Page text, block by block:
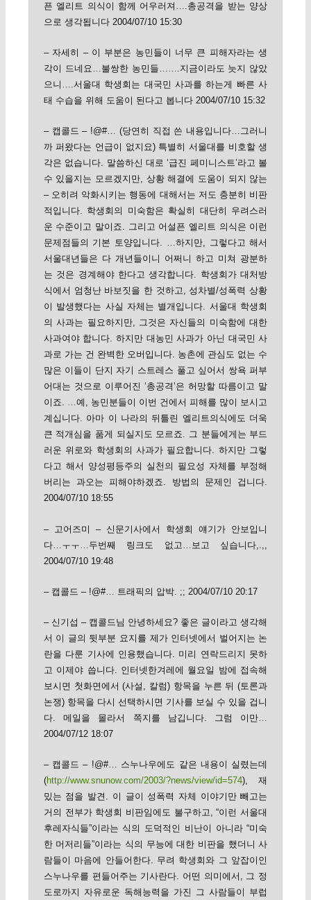
픈 엘리트 의식이 함께 어우러져….총공격을 받는 양상
으로 생각됩니다 2004/07/10 15:30
– 자세히 – 이 부분은 농민들이 너무 큰 피해자라는 생
각이 드네요…불쌍한 농민들…….지금이라도 늣지 않았
으니….서울대 학생회는 대국민 사과를 하는게 빠른 사
태 수습을 위해 도움이 된다고 봅니다 2004/07/10 15:32
– 캡콜드 – !@#… (당연히 직접 쓴 내용입니다…그러니
까 퍼왔다는 언급이 없지요) 특별히 서울대를 비호할 생
각은 없습니다. 말씀하신 대로 ‘급진 페미니스트’라고 볼
수 있을지는 모르겠지만, 상황 해결에 도움이 되지 않는
– 오히려 악화시키는 행동에 대해서는 저도 충분히 비판
적입니다. 학생회의 미숙함은 확실히 대단히 우려스러
운 수준이고 말이죠. 그리고 어설픈 엘리트 의식은 이런
문제점들의 기본 토양입니다. …하지만, 그렇다고 해서
서울대년들은 다 개년들이니 어쩌니 하고 미쳐 광분하
는 것은 경계해야 한다고 생각합니다. 학생회가 대처방
식에서 엄청난 바보짓을 한 것하고, 성차별/성폭력 상황
이 발생했다는 사실 자체는 별개입니다. 서울대 학생회
의 사과는 필요하지만, 그것은 자신들의 미숙함에 대한
사과여야 합니다. 하지만 대농민 사과가 아닌 대국민 사
과로 가는 건 완벽한 오버입니다. 농촌에 관심도 없는 수
많은 이들이 단지 자기 스트레스 풀고 싶어서 쌍욕 퍼부
어대는 것으로 이루어진 ‘총공격’은 허망할 따름이고 말
이죠. …예, 농민분들이 이번 건에서 피해를 많이 보시고
계십니다. 아마 이 나라의 뒤틀린 엘리트의식에도 더욱
큰 적개심을 품게 되실지도 모르죠. 그 분들에게는 부드
러운 위로와 학생회의 사과가 필요합니다. 하지만 그렇
다고 해서 양성평등주의 실천의 필요성 자체를 부정해
버리는 과오는 피해야하겠죠. 방법의 문제인 겁니다.
2004/07/10 18:55
– 고어즈미 – 신문기사에서 학생회 얘기가 안보입니
다…ㅜㅜ…두번째 링크도 없고…보고 싶습니다,.,,
2004/07/10 19:48
– 캡콜드 – !@#… 트래픽의 압박. ;; 2004/07/10 20:17
– 신기섭 – 캡콜드님 안녕하세요? 좋은 글이라고 생각해
서 이 글의 뒷부분 요지를 제가 인터넷에서 벌어지는 논
란을 다룬 기사에 인용했습니다. 미리 연락드리지 못하
고 이제야 씁니다. 인터넷한겨레에 월요일 밤에 접속해
보시면 첫화면에서 (사설, 칼럼) 항목을 누른 뒤 (토론과
논쟁) 항목을 다시 선택하시면 기사를 보실 수 있을 겁니
다. 메일을 몰라서 쪽지를 남깁니다. 그럼 이만…
2004/07/12 18:07
– 캡콜드 – !@#… 스누나우에도 같은 내용이 실렸는데
(http://www.snunow.com/2003/?news/view/id=574), 재
밌는 점을 발견. 이 글이 성폭력 자체 이야기만 빼고는
거의 전부가 학생회 비판임에도 불구하고, “이런 서울대
후레자식들”이라는 식의 도덕적인 비난이 아니라 “미숙
한 머저리들”이라는 식의 무능에 대한 비판을 했더니 사
람들이 마음에 안들어한다. 무려 학생회와 그 앞잡이인
스누나우를 편들어주는 기사란다. 어떤 의미에서, 그 정
도로까지 자유로운 독해능력을 가진 그 사람들이 부럽